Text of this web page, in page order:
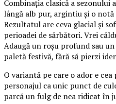
Combinația clasică a sezonului
lângă alb pur, argintiu și o
Rezultatul are ceva glacial și
perioadei de sărbători. Vrei
Adaugă un roșu profund sau
paletă festivă, fără să pierzi
O variantă pe care o ador e
personajul ca unic punct de
parcă un fulg de nea ridicat în